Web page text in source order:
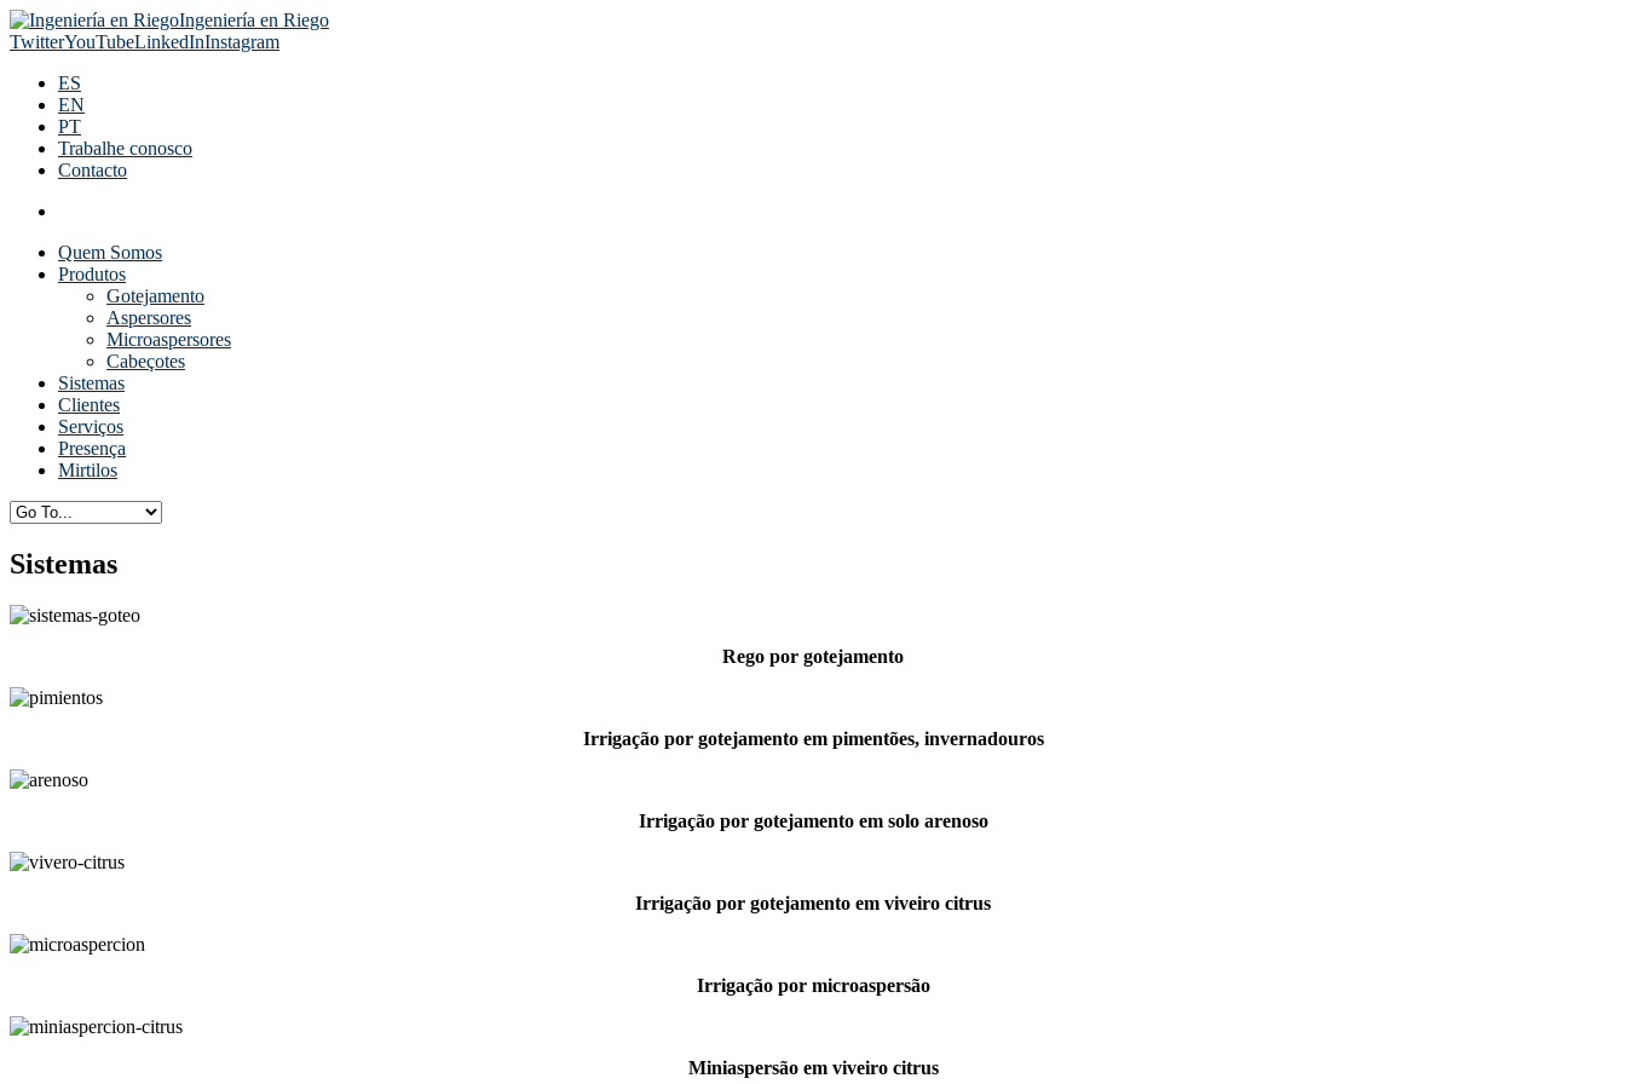
Ingeniería en Riego
TwitterYouTubeLinkedInInstagram
ES
EN
PT
Trabalhe conosco
Contacto
Quem Somos
Produtos
Gotejamento
Aspersores
Microaspersores
Cabeçotes
Sistemas
Clientes
Serviços
Presença
Mirtilos
Sistemas
Rego por gotejamento
Irrigação por gotejamento em pimentões, invernadouros
Irrigação por gotejamento em solo arenoso
Irrigação por gotejamento em viveiro citrus
Irrigação por microaspersão
Miniaspersão em viveiro citrus